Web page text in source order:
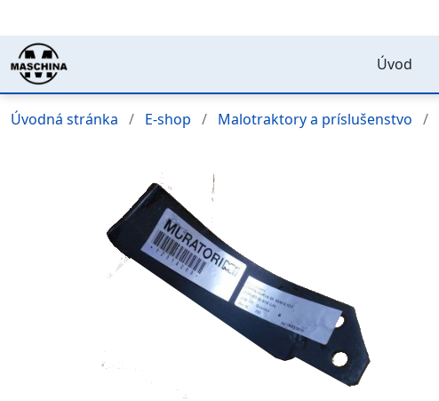
Úvod
Úvodná stránka E-shop Malotraktory a príslušenstvo